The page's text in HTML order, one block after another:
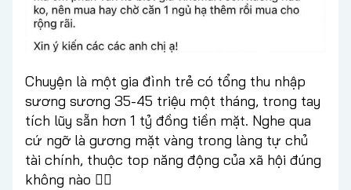
Chuyện là một gia đình trẻ có tổng thu nhập
sương sương 35-45 triệu một tháng, trong tay
tích lũy sẵn hơn 1 tỷ đồng tiền mặt. Nghe qua
cứ ngỡ là gương mặt vàng trong làng tự chủ
tài chính, thuộc top năng động của xã hội đúng
không nào 🤷‍♀️